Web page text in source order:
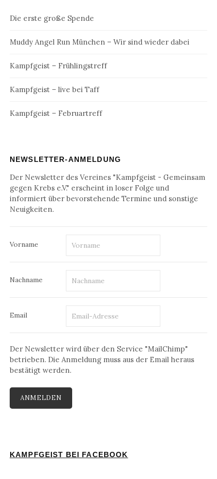
Die erste große Spende
Muddy Angel Run München – Wir sind wieder dabei
Kampfgeist – Frühlingstreff
Kampfgeist – live bei Taff
Kampfgeist – Februartreff
NEWSLETTER-ANMELDUNG
Der Newsletter des Vereines "Kampfgeist - Gemeinsam
gegen Krebs e.V." erscheint in loser Folge und
informiert über bevorstehende Termine und sonstige
Neuigkeiten.
Vorname
Nachname
Email
Der Newsletter wird über den Service "MailChimp"
betrieben. Die Anmeldung muss aus der Email heraus
bestätigt werden.
KAMPFGEIST BEI FACEBOOK